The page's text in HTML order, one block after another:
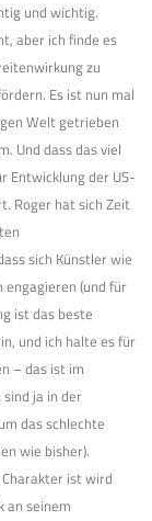
und wichtig.
aber ich finde es
zu
Es ist nun mal
Welt getrieben
Und dass das viel
Entwicklung der US-
Roger hat sich Zeit
sich Künstler wie
engagieren (und für
ist das beste
und ich halte es für
– das ist im
ja in der
das schlechte
wie bisher).
ist wird
an seinem